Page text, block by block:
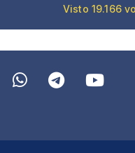
Visto 19.166